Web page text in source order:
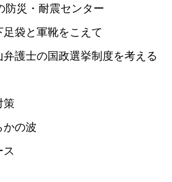
防災・耐震センター
足袋と軍靴をこえて
弁護士の国政選挙制度を考える
策
かの波
ス